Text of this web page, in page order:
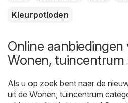
Kleurpotloden
Online aanbiedingen
Wonen, tuincentrum
Als u op zoek bent naar de
uit de Wonen, tuincentrum